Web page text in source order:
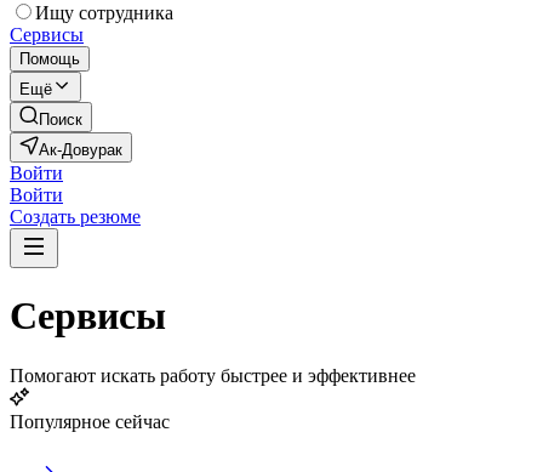
Ищу сотрудника
Сервисы
Помощь
Ещё
Поиск
Ак-Довурак
Войти
Войти
Создать резюме
Сервисы
Помогают искать работу быстрее и эффективнее
Популярное сейчас